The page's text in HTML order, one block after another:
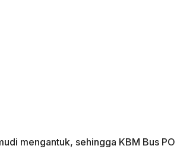
mengantuk, sehingga KBM Bus PO